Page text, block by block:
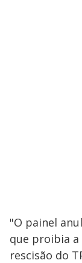
"O painel
que proibia a
rescisão do